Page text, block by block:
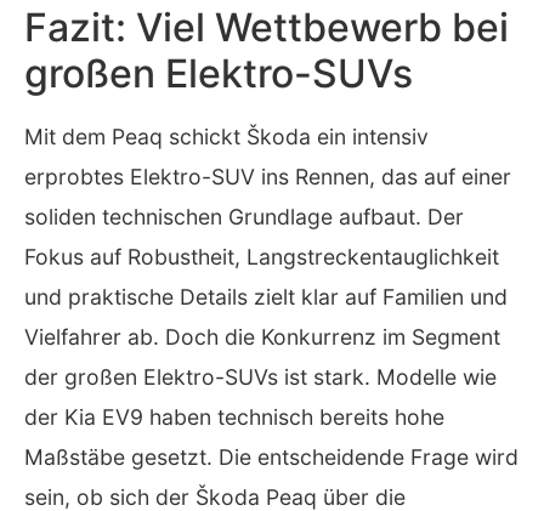
Fazit: Viel Wettbewerb bei
großen Elektro-SUVs
Mit dem Peaq schickt Škoda ein intensiv
erprobtes Elektro-SUV ins Rennen, das auf einer
soliden technischen Grundlage aufbaut. Der
Fokus auf Robustheit, Langstreckentauglichkeit
und praktische Details zielt klar auf Familien und
Vielfahrer ab. Doch die Konkurrenz im Segment
der großen Elektro-SUVs ist stark. Modelle wie
der Kia EV9 haben technisch bereits hohe
Maßstäbe gesetzt. Die entscheidende Frage wird
sein, ob sich der Škoda Peaq über die